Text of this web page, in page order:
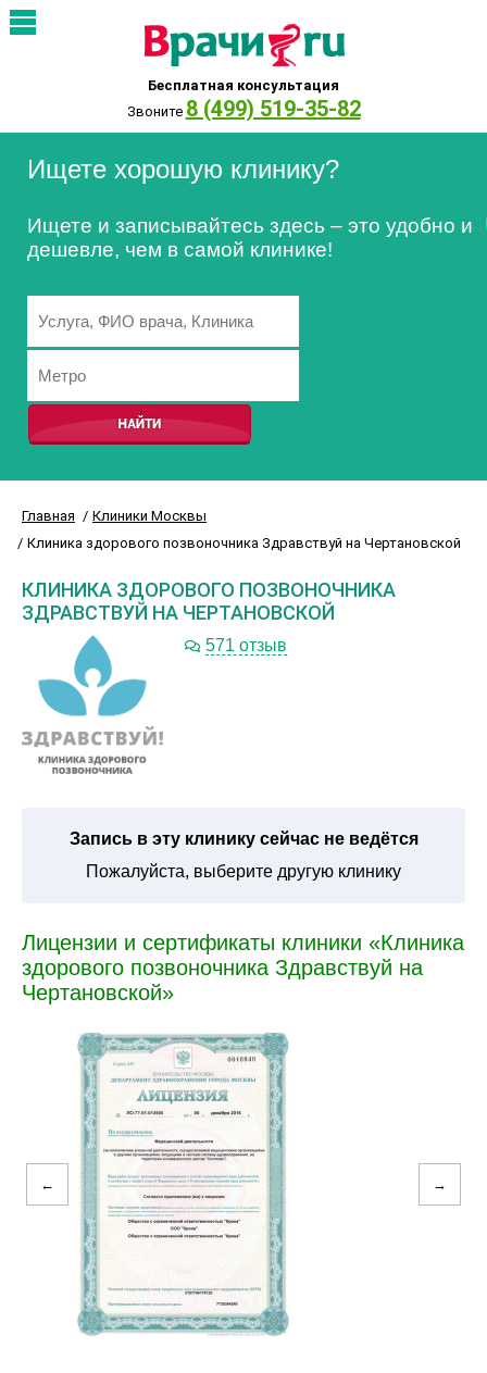
Бесплатная консультация
Звоните 8 (499) 519-35-82
Ищете хорошую клинику?
Ищете и записывайтесь здесь – это удобно и
дешевле, чем в самой клинике!
Главная
Клиники Москвы
Клиника здорового позвоночника Здравствуй на Чертановской
КЛИНИКА ЗДОРОВОГО ПОЗВОНОЧНИКА
ЗДРАВСТВУЙ НА ЧЕРТАНОВСКОЙ
571 отзыв
Запись в эту клинику сейчас не ведётся
Пожалуйста, выберите другую клинику
Лицензии и сертификаты клиники «Клиника
здорового позвоночника Здравствуй на
Чертановской»
← →